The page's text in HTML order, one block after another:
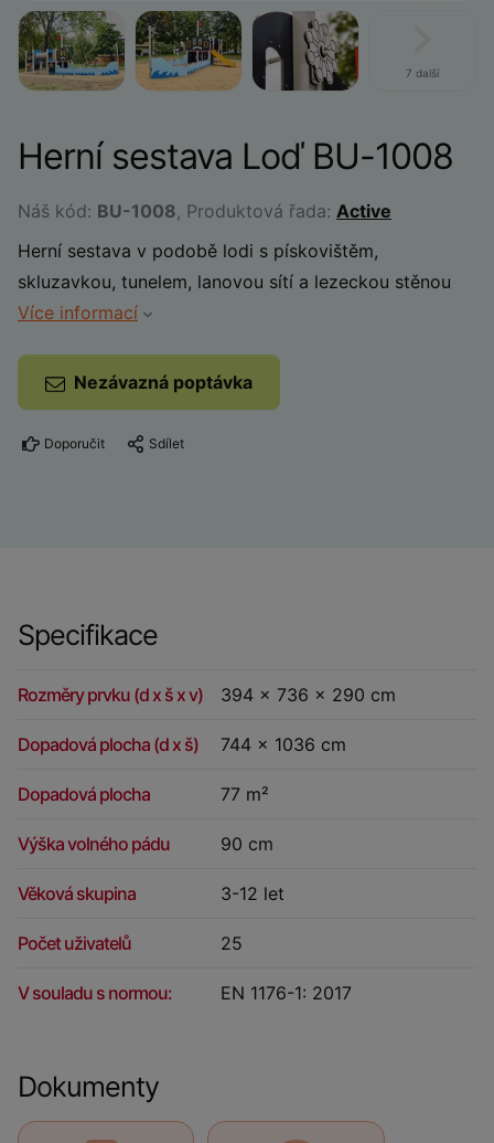
7 další
Herní sestava Loď BU-1008
Náš kód: BU-1008, Produktová řada: Active
Herní sestava v podobě lodi s pískovištěm,
skluzavkou, tunelem, lanovou sítí a lezeckou stěnou
Více informací
Nezávazná poptávka
Doporučit Sdílet
Specifikace
Rozměry prvku (d x š x v) 394 x 736 x 290 cm
Dopadová plocha (d x š) 744 x 1036 cm
Dopadová plocha 77 m²
Výška volného pádu 90 cm
Věková skupina 3-12 let
Počet uživatelů 25
V souladu s normou: EN 1176-1: 2017
Dokumenty